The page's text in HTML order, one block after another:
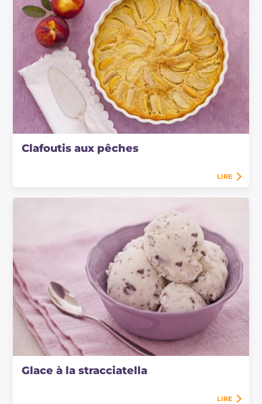
Clafoutis aux pêches
LIRE
Glace à la stracciatella
LIRE